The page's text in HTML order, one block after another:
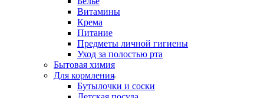
Витамины
Крема
Питание
Предметы личной гигиены
Уход за полостью рта
Бытовая химия
Для кормления
Бутылочки и соски